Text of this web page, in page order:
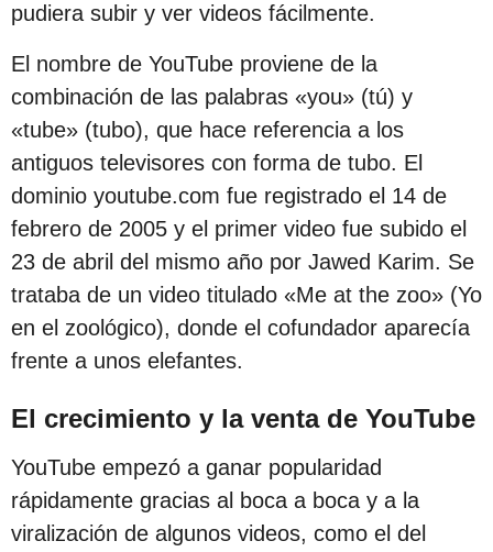
pudiera subir y ver videos fácilmente.
El nombre de YouTube proviene de la
combinación de las palabras «you» (tú) y
«tube» (tubo), que hace referencia a los
antiguos televisores con forma de tubo. El
dominio youtube.com fue registrado el 14 de
febrero de 2005 y el primer video fue subido el
23 de abril del mismo año por Jawed Karim. Se
trataba de un video titulado «Me at the zoo» (Yo
en el zoológico), donde el cofundador aparecía
frente a unos elefantes.
El crecimiento y la venta de YouTube
YouTube empezó a ganar popularidad
rápidamente gracias al boca a boca y a la
viralización de algunos videos, como el del